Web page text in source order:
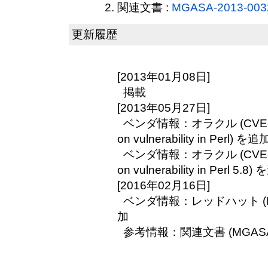
関連文書 : MGASA-2013-
更新履歴
[2013年01月08日]
掲載
[2013年05月27日]
ベンダ情報：オラクル
on vulnerability in Perl) を追
ベンダ情報：オラクル
on vulnerability in Perl 5.8)
[2016年02月16日]
ベンダ情報：レッドハット
加
参考情報：関連文書